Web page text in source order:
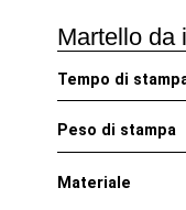
Martello da
Tempo di
Peso di stampa
Materiale